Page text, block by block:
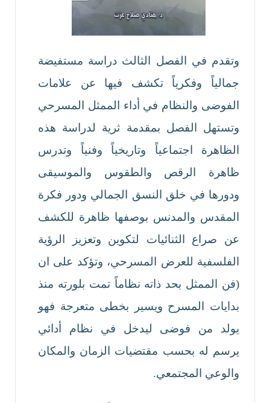
وتقدم في الفصل الثالث دراسة مستفيضة
جمالياً وفكرياً تكشف فيها عن علامات
الفوضى والنظام في أداء الممثل المسرحي
وتستهل الفصل بمقدمة ثرية لدراسة هذه
الظاهرة اجتماعياً وتاريخياً وفنياً وتدرس
ظاهرة الرقص والطقوس والموسيقى
ودورها في خلق النسق الجمالي ودور فكرة
المقدس والمدنس بوصفها ظاهرة للكشف
عن صراع الثنائيات لتكوين وتعزيز الرؤية
الفلسفية للعرض المسرحي، وتؤكد على ان
(فن الممثل بحد ذاته نظاماً تمت بلورته منذ
بدايات المسرح ويسير بخطى متعرجة فهو
يولد من فوضى ليدخل في نظام أدائي
يرسم له بحسب مقتضيات الزمان والمكان
والوعي المجتمعي.